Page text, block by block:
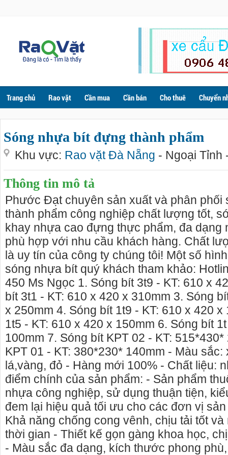
Trang chủ Rao vặt Cần mua Cần bán Cho thuê Chuyển
Sóng nhựa bít đựng thành phẩm
Khu vực: Rao vặt Đà Nẵng - Ngoại Tỉnh
Thông tin mô tả
Phước Đạt chuyên sản xuất và phân phối
thành phẩm công nghiệp chất lượng tốt,
khay nhựa cao đựng thực phẩm, đa dạng
phù hợp với nhu cầu khách hàng. Chất
là uy tín của công ty chúng tôi! Một số
sóng nhựa bít quý khách tham khảo:
450 Ms Ngọc 1. Sóng bít 3t9 - KT: 610 x
bít 3t1 - KT: 610 x 420 x 310mm 3. Sóng
x 250mm 4. Sóng bít 1t9 - KT: 610 x 420 x
1t5 - KT: 610 x 420 x 150mm 6. Sóng bít
100mm 7. Sóng bít KPT 02 - KT:
KPT 01 - KT: 380*230* 140mm - Màu
lá,vàng, đỏ - Hàng mới 100% - Chất liệu:
điểm chính của sản phẩm: - Sản phẩm
nhựa công nghiệp, sử dụng thuận tiện,
đem lại hiệu quả tối ưu cho các đơn vị
Khả năng chống cong vênh, chịu tải tốt
thời gian - Thiết kế gọn gàng khoa học,
- Màu sắc đa dạng, kích thước phong
cho thue xe may phu yen -
phú yên
0387560028 cho thuê xe
thuê xe máy ở tại Tuy Hòa
nhà nguyên căn Phú Yên, chuyên cho
nguyên căn tại Phú Yên
hiên đang cho thuê nhà nguyên căn
- Phú Yên.